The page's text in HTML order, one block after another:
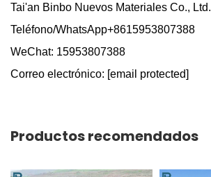
Tai'an Binbo Nuevos Materiales Co., Ltd.
Teléfono/WhatsApp+8615953807388
WeChat: 15953807388
Correo electrónico: [email protected]
Productos recomendados